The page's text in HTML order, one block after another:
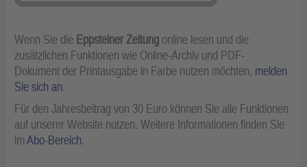
Wenn Sie die Eppsteiner Zeitung online lesen und die
zusätzlichen Funktionen wie Online-Archiv und PDF-
Dokument der Printausgabe in Farbe nutzen möchten, melden
Sie sich an.
Für den Jahresbeitrag von 30 Euro können Sie alle Funktionen
auf unserer Website nutzen. Weitere Informationen finden Sie
imAbo-Bereich.